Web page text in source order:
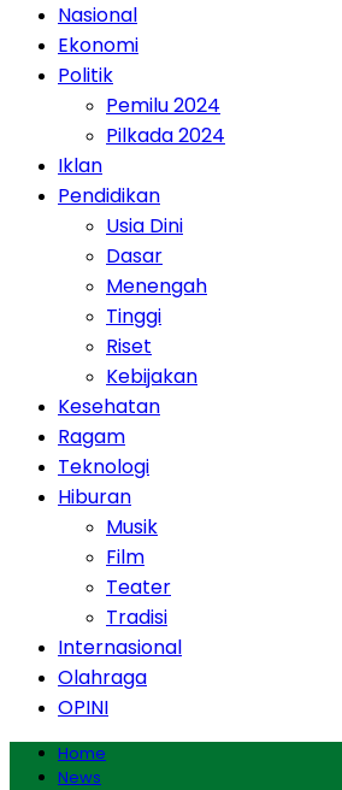
Nasional
Ekonomi
Politik
Pemilu 2024
Pilkada 2024
Iklan
Pendidikan
Usia Dini
Dasar
Menengah
Tinggi
Riset
Kebijakan
Kesehatan
Ragam
Teknologi
Hiburan
Musik
Film
Teater
Tradisi
Internasional
Olahraga
OPINI
Home
News